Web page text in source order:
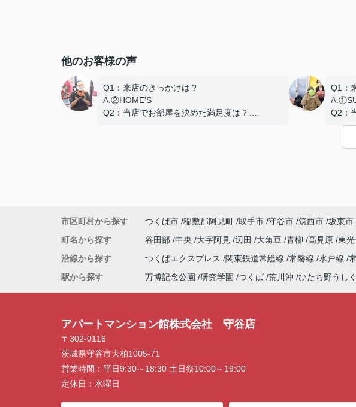
他のお客様の声
Q1：来店のきっかけは？
A.②HOME’S
Q2：当店でお部屋を決めた満足度は？
Q1：
Q2：
A.と
Q3：
D.築
市区町村から探す つくば市 稲敷郡阿見町 取手市 守谷市 筑西市 坂東市
町名から探す
谷田部 中央 大字阿見 辺田 大角豆 青柳 高見原 東光
沿線から探す
つくばエクスプレス 関東鉄道常総線 常磐線 水戸線
駅から探す
万博記念公園 研究学園 つくば 荒川沖 ひたち野うしく
アパートマンション館株式会社 守谷店
〒302-0116
茨城県守谷市大柏1005-71
営業時間： 平日9:30～18:30 土日祭10:00～19:00
定休日： 水曜日